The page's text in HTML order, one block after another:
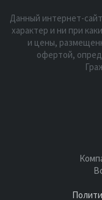
Данный интернет-
характер и ни при
и цены,
офертой,